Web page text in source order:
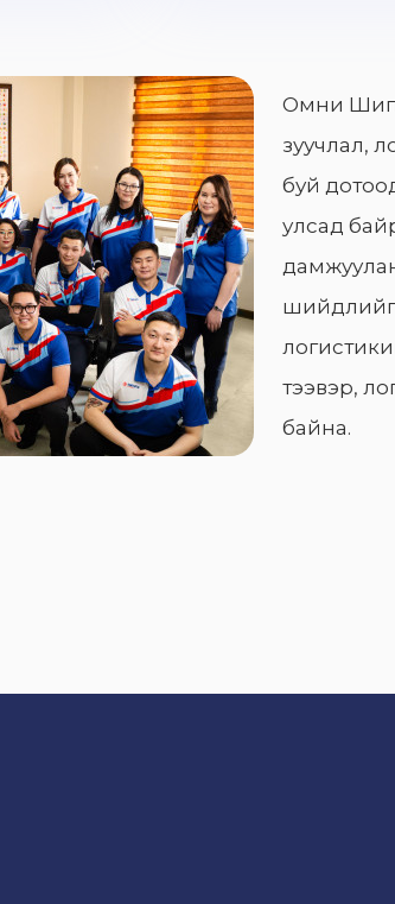
Омни
зуучлал,
буй
улсад
шийдлийг
тээвэр,
байна.